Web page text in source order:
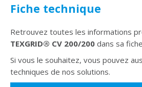
Fiche technique
Retrouvez toutes les informations
TEXGRID® CV 200/200 dans sa
Si vous le souhaitez, vous pouvez
techniques de nos solutions.